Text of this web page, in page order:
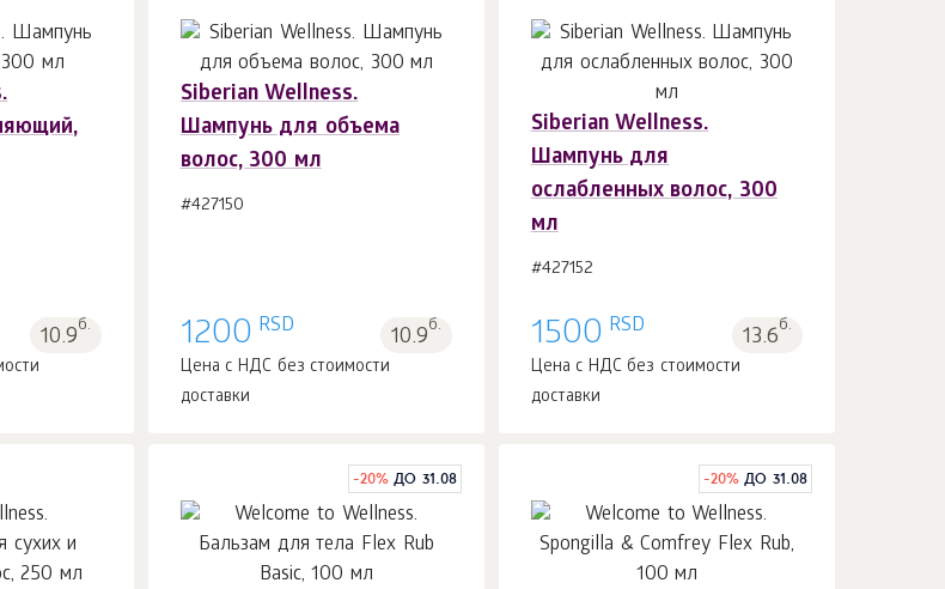
10.9б.
Siberian Wellness.
Шампунь для объема
волос, 300 мл
#427150
1200 RSD 10.9б.
Цена с НДС без стоимости
доставки
В корзину 1
Siberian Wellness.
Шампунь для
ослабленных волос, 300
мл
#427152
1500 RSD 13.6б.
Цена с НДС без стоимости
доставки
В корзину 1
-20% ДО 31.08 -20% ДО 31.08